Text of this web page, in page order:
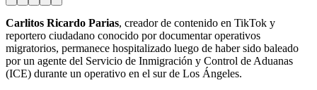
Carlitos Ricardo Parias, creador de contenido en TikTok y
reportero ciudadano conocido por documentar operativos
migratorios, permanece hospitalizado luego de haber sido baleado
por un agente del Servicio de Inmigración y Control de Aduanas
(ICE) durante un operativo en el sur de Los Ángeles.